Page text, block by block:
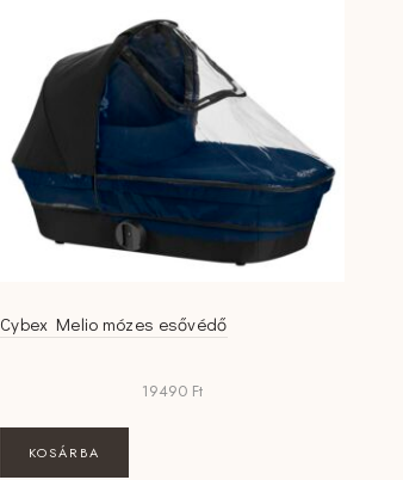
Cybex Melio mózes esővédő
19490 Ft
KOSÁRBA